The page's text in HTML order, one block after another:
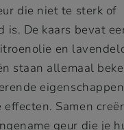
die niet te sterk of
is. De kaars bevat
en
staan allemaal
Samen
geur die je